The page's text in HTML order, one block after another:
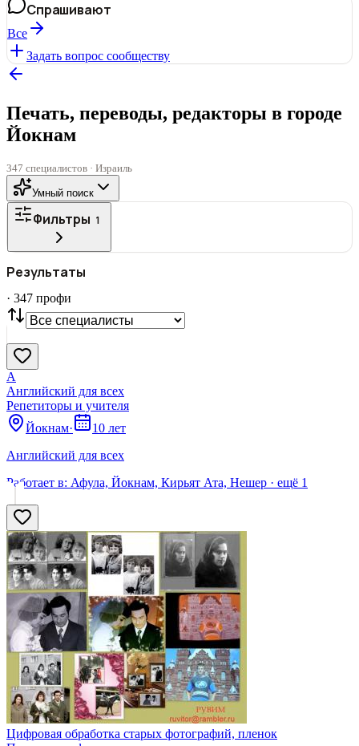
Спрашивают
Все
Задать вопрос сообществу
Печать, переводы, редакторы в городе
Йокнам
347 специалистов · Израиль
Умный поиск
Фильтры 1
Все
СТАТУС
VIP С фото
Нашли
Сбросить
Результаты
· 347 профи
А
Английский для всех
Репетиторы и учителя
Йокнам·
10 лет
Английский для всех
Работает в: Афула, Йокнам, Кирьят Ата, Нешер · ещё 1
Цифровая обработка старых фотографий, пленок